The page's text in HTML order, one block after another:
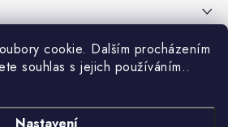
cookie. Dalším procházením
souhlas s jejich používáním..
- překvapte originálním